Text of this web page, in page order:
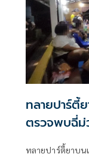
ทลายปาร์ตี้
ตรวจพบฉี่ม่
ทลายปาร์ตี้ยาบน